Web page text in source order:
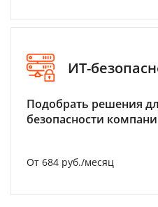
ИТ-
Подобрать решения
безопасности
От 684 руб./месяц